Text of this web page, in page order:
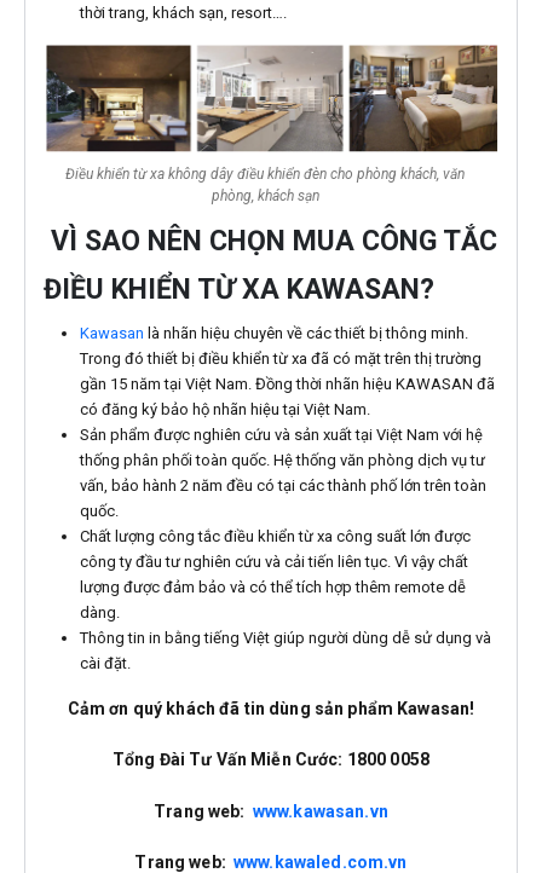
thời trang, khách sạn, resort….
Điều khiển từ xa không dây điều khiển đèn cho phòng khách, văn
phòng, khách sạn
VÌ SAO NÊN CHỌN MUA CÔNG TẮC
ĐIỀU KHIỂN TỪ XA KAWASAN?
Kawasan là nhãn hiệu chuyên về các thiết bị thông minh.
Trong đó thiết bị điều khiển từ xa đã có mặt trên thị trường
gần 15 năm tại Việt Nam. Đồng thời nhãn hiệu KAWASAN đã
có đăng ký bảo hộ nhãn hiệu tại Việt Nam.
Sản phẩm được nghiên cứu và sản xuất tại Việt Nam với hệ
thống phân phối toàn quốc. Hệ thống văn phòng dịch vụ tư
vấn, bảo hành 2 năm đều có tại các thành phố lớn trên toàn
quốc.
Chất lượng công tắc điều khiển từ xa công suất lớn được
công ty đầu tư nghiên cứu và cải tiến liên tục. Vì vậy chất
lượng được đảm bảo và có thể tích hợp thêm remote dễ
dàng.
Thông tin in bằng tiếng Việt giúp người dùng dễ sử dụng và
cài đặt.
Cảm ơn quý khách đã tin dùng sản phẩm Kawasan!
Tổng Đài Tư Vấn Miễn Cước: 1800 0058
Trang web: www.kawasan.vn
Trang web:www.kawaled.com.vn